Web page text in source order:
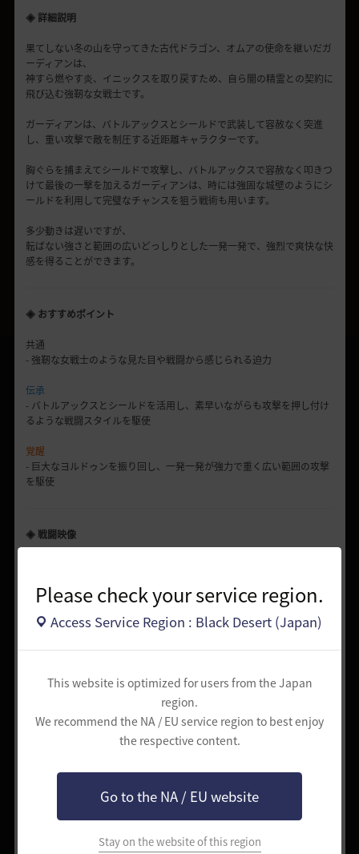
Please check your service region.
Access Service Region : Black Desert (Japan)
This website is optimized for users from the Japan
region.
We recommend the NA / EU service region to best enjoy
the respective content.
Go to the NA / EU website
Stay on the website of this region
◈ 詳細説明
果てしない冬の山を守ってきた古代ドラゴン、オムアの使命を継いだガ
ーディアンは、
神すら燃やす炎、イニックスを取り戻すため、自ら闇の精霊との契約に
飛び込む強靭な女戦士です。
ガーディアンは、バトルアックスとシールドで武装して容赦なく突進
し、重い攻撃で敵を制圧する近距離キャラクターです。
胸ぐらを捕まえてシールドで攻撃し、バトルアックスで容赦なく叩きつ
けて最後の一撃を加えるガーディアンは、時には強固な城壁のようにシ
ールドを利用して完璧なチャンスを狙う戦術も用います。
多少動きは遅いですが、
転ばない強さと範囲の広いどっしりとした一発一発で、強烈で爽快な快
感を得ることができます。
◈ おすすめポイント
共通
- 強靭な女戦士のような見た目や戦闘から感じられる迫力
伝承
- バトルアックスとシールドを活用し、素早いながらも攻撃を押し付け
るような戦闘スタイルを駆使
覚醒
- 巨大なヨルドゥンを振り回し、一発一発が強力で重く広い範囲の攻撃
を駆使
◈ 戦闘映像